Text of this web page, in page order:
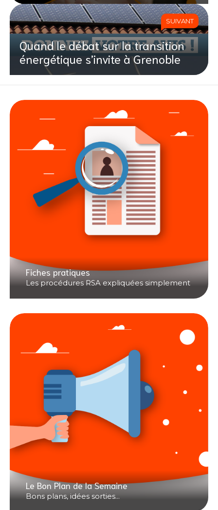
SUIVANT
Quand le débat sur la transition
énergétique s’invite à Grenoble
Fiches pratiques
Les procédures RSA expliquées simplement
Le Bon Plan de la Semaine
Bons plans, idées sorties...